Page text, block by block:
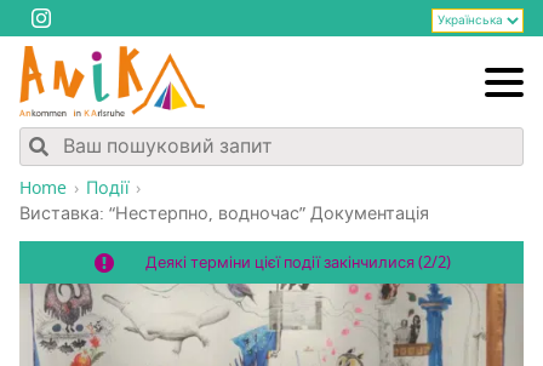
Home
Події
Вистав­ка: “Нестер­пно, водно­час” Документація
Деякі терміни цієї події закінчилися (2/2)